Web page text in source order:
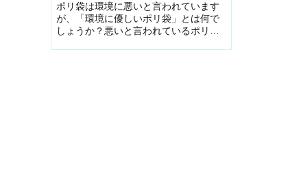
ポリ袋は環境に悪いと言われています
が、「環境に優しいポリ袋」とは何で
しょうか？悪いと言われているポリ袋